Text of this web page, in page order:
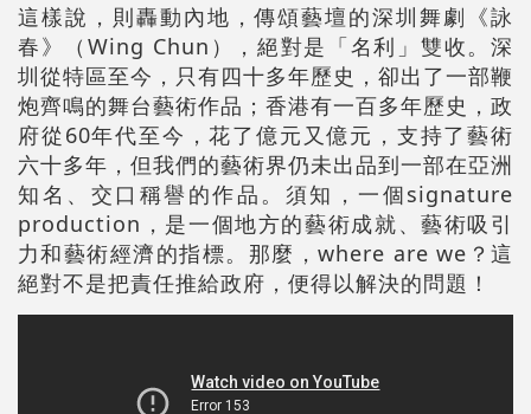
這樣說，則轟動內地，傳頌藝壇的深圳舞劇《詠
春》（Wing Chun），絕對是「名利」雙收。深
圳從特區至今，只有四十多年歷史，卻出了一部鞭
炮齊鳴的舞台藝術作品；香港有一百多年歷史，政
府從60年代至今，花了億元又億元，支持了藝術
六十多年，但我們的藝術界仍未出品到一部在亞洲
知名、交口稱譽的作品。須知，一個signature
production，是一個地方的藝術成就、藝術吸引
力和藝術經濟的指標。那麼，where are we？這
絕對不是把責任推給政府，便得以解決的問題！